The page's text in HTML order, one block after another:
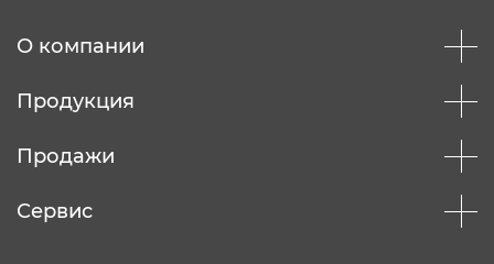
О компании
Продукция
Продажи
Сервис